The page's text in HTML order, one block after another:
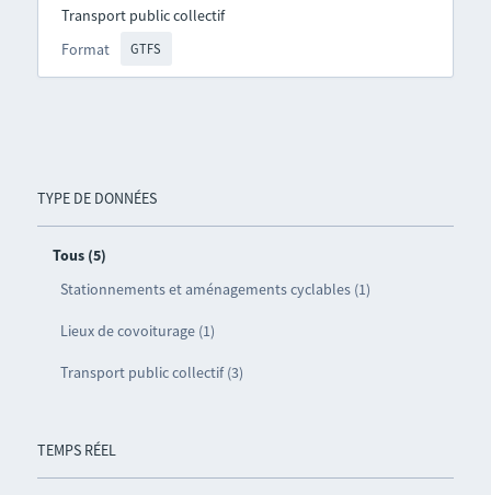
TYPE DE DONNÉES
Tous (5)
Stationnements et aménagements cyclables (1)
Lieux de covoiturage (1)
Transport public collectif (3)
TEMPS RÉEL
Format GTFS
Transport public collectif